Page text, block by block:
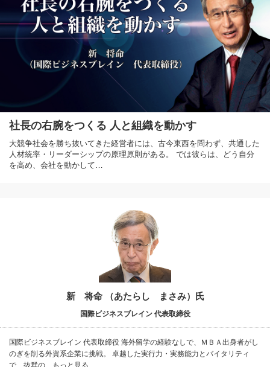
社長の右腕をつくる 人と組織を動かす
大競争社会を勝ち抜いてきた経営者には、古今東西を問わず、共通した
人材統率・リーダーシップの原理原則がある。 では彼らは、どう自分
を高め、会社を動かして…
新 将命 （あたらし まさみ）氏
国際ビジネスブレイン 代表取締役
国際ビジネスブレイン 代表取締役 海外留学の経験なしで、ＭＢＡ出身者がし
のぎを削る外資系企業に挑戦。 卓越した実行力・実務能力とバイタリティ